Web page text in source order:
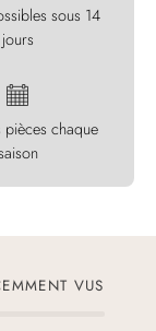
sous 14
jours
pièces chaque
VUS